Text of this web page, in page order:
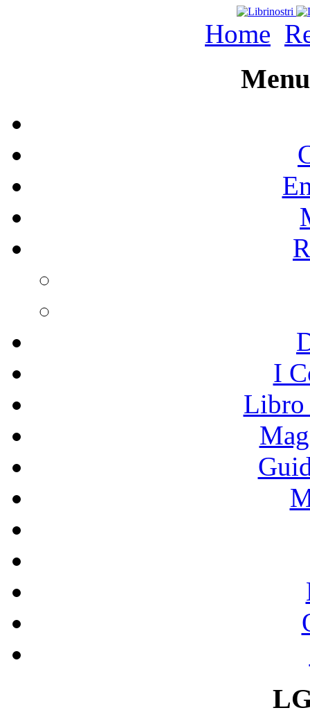
Home
I
Libro